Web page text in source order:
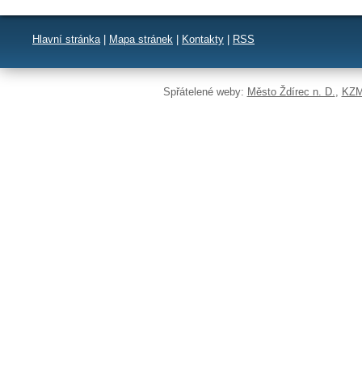
Hlavní stránka | Mapa stránek | Kontakty | RSS
Spřátelené weby: Město Ždírec n. D.